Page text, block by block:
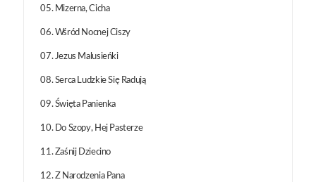
05. Mizerna, Cicha
06. Wśród Nocnej Ciszy
07. Jezus Malusieńki
08. Serca Ludzkie Się Radują
09. Święta Panienka
10. Do Szopy, Hej Pasterze
11. Zaśnij Dziecino
12. Z Narodzenia Pana